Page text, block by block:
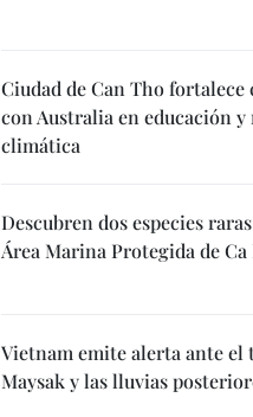
Ciudad de Can Tho fortalece
con Australia en educación
climática
Descubren dos especies
Área Marina Protegida de Ca
Vietnam emite alerta ante el
Maysak y las lluvias